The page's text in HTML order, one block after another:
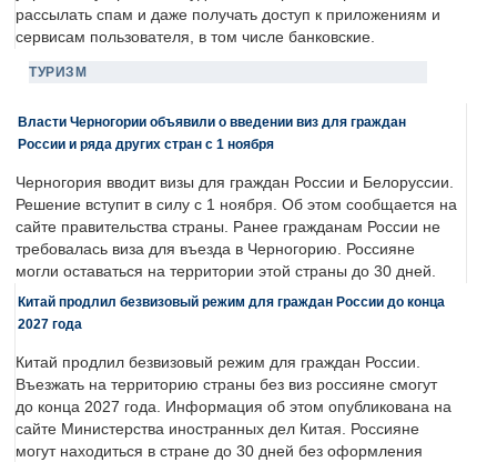
рассылать спам и даже получать доступ к приложениям и
сервисам пользователя, в том числе банковские.
ТУРИЗМ
Власти Черногории объявили о введении виз для граждан
России и ряда других стран с 1 ноября
Черногория вводит визы для граждан России и Белоруссии.
Решение вступит в силу с 1 ноября. Об этом сообщается на
сайте правительства страны. Ранее гражданам России не
требовалась виза для въезда в Черногорию. Россияне
могли оставаться на территории этой страны до 30 дней.
Китай продлил безвизовый режим для граждан России до конца
2027 года
Китай продлил безвизовый режим для граждан России.
Въезжать на территорию страны без виз россияне смогут
до конца 2027 года. Информация об этом опубликована на
сайте Министерства иностранных дел Китая. Россияне
могут находиться в стране до 30 дней без оформления